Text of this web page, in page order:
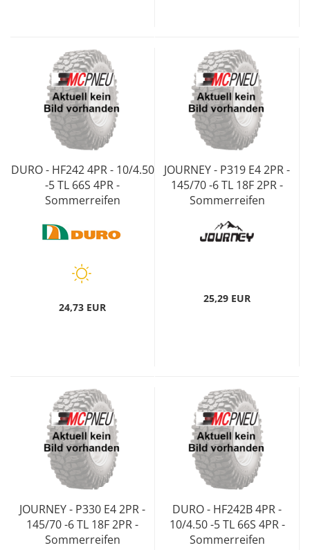
DURO - HF242 4PR - 10/4.50
-5 TL 66S 4PR -
Sommerreifen
24,73 EUR
JOURNEY - P319 E4 2PR -
145/70 -6 TL 18F 2PR -
Sommerreifen
25,29 EUR
JOURNEY - P330 E4 2PR -
145/70 -6 TL 18F 2PR -
Sommerreifen
DURO - HF242B 4PR -
10/4.50 -5 TL 66S 4PR -
Sommerreifen